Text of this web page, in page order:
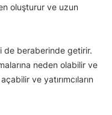
oluşturur ve uzun
de beraberinde getirir.
neden olabilir ve
ve yatırımcıların